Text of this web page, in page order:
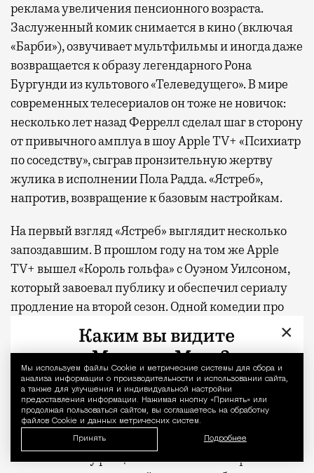
Уведомление
Мы используем файлы Сookie и метрические системы для сбора и
анализа информации о производительности и использовании сайта,
а также для улучшения и индивидуальной настройки
предоставления информации. Нажимая кнопку «Принять» или
продолжая пользоваться сайтом, вы соглашаетесь на обработку
файлов Cookie и данных метрических систем.
Принять Подробнее
реклама увеличения пенсионного возраста.
Заслуженный комик снимается в кино (включая
«Барби»), озвучивает мультфильмы и иногда даже
возвращается к образу легендарного Рона
Бургунди из культового «Телеведущего». В мире
современных телесериалов он тоже не новичок:
несколько лет назад Феррелл сделал шаг в сторону
от привычного амплуа в шоу Apple TV+ «Психиатр
по соседству», сыграв пронзительную жертву
жулика в исполнении Пола Радда. «Ястреб»,
напротив, возвращение к базовым настройкам.
На первый взгляд «Ястреб» выглядит несколько
запоздавшим. В прошлом году на том же Apple
TV+ вышел «Король гольфа» с Оуэном Уилсоном,
который завоевал публику и обеспечил сериалу
продление на второй сезон. Одной комедии про
гольф миру должно быть достаточно, но не тут-то
было. Беспардонной энергии, с которой
феррелловский Лонни Хокинс влетает (этот
каламбур был неизбежен) в кадр, сопротивляться
никак невозможно. Это актер сумасшедшей
органики, который, подобно своему герою, уверен
в том, что он именно то, что нужно миру прямо
сейчас. В эпоху расцвета возвышенных фильмов
×